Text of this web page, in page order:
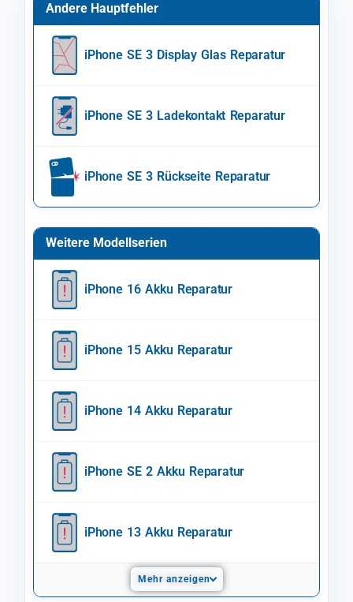
Andere Hauptfehler
iPhone SE 3 Display Glas Reparatur
iPhone SE 3 Ladekontakt Reparatur
iPhone SE 3 Rückseite Reparatur
Weitere Modellserien
iPhone 16 Akku Reparatur
iPhone 15 Akku Reparatur
iPhone 14 Akku Reparatur
iPhone SE 2 Akku Reparatur
iPhone 13 Akku Reparatur
Mehr anzeigen